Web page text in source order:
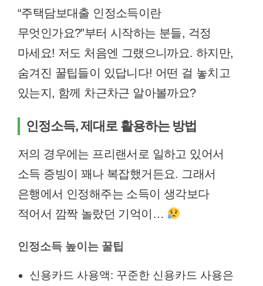
“주택담보대출 인정소득이란
무엇인가요?”부터 시작하는 분들, 걱정
마세요! 저도 처음엔 그랬으니까요. 하지만,
숨겨진 꿀팁들이 있답니다! 어떤 걸 놓치고
있는지, 함께 차근차근 알아볼까요?
인정소득, 제대로 활용하는 방법
저의 경우에는 프리랜서로 일하고 있어서
소득 증빙이 꽤나 복잡했거든요. 그래서
은행에서 인정해주는 소득이 생각보다
적어서 깜짝 놀랐던 기억이…
인정소득 높이는 꿀팁
신용카드 사용액: 꾸준한 신용카드 사용은